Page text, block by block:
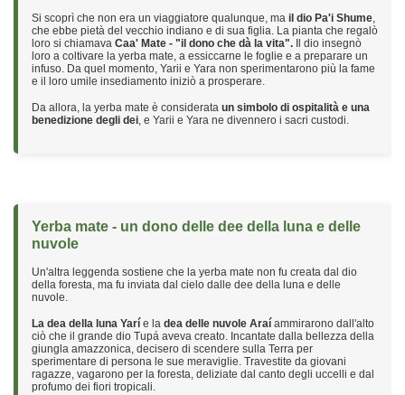
Si scoprì che non era un viaggiatore qualunque, ma il dio Pa'i Shume,
che ebbe pietà del vecchio indiano e di sua figlia. La pianta che regalò
loro si chiamava Caa' Mate - "il dono che dà la vita". Il dio insegnò
loro a coltivare la yerba mate, a essiccarne le foglie e a preparare un
infuso. Da quel momento, Yarii e Yara non sperimentarono più la fame
e il loro umile insediamento iniziò a prosperare.
Da allora, la yerba mate è considerata un simbolo di ospitalità e una
benedizione degli dei, e Yarii e Yara ne divennero i sacri custodi.
Yerba mate - un dono delle dee della luna e delle
nuvole
Un'altra leggenda sostiene che la yerba mate non fu creata dal dio
della foresta, ma fu inviata dal cielo dalle dee della luna e delle
nuvole.
La dea della luna Yarí e la dea delle nuvole Araí ammirarono dall'alto
ciò che il grande dio Tupá aveva creato. Incantate dalla bellezza della
giungla amazzonica, decisero di scendere sulla Terra per
sperimentare di persona le sue meraviglie. Travestite da giovani
ragazze, vagarono per la foresta, deliziate dal canto degli uccelli e dal
profumo dei fiori tropicali.